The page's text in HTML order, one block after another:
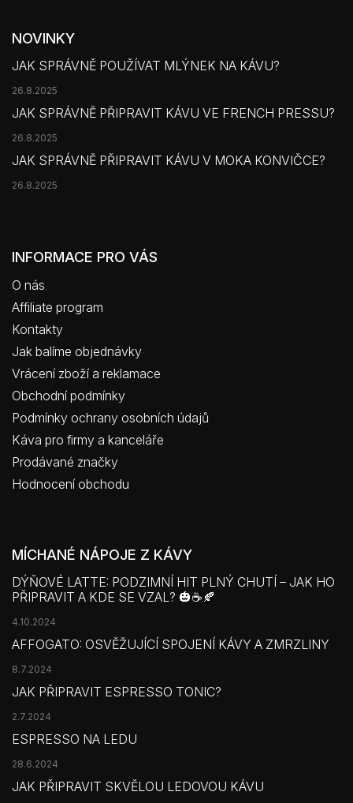
NOVINKY
JAK SPRÁVNĚ POUŽÍVAT MLÝNEK NA KÁVU?
26.8.2025
JAK SPRÁVNĚ PŘIPRAVIT KÁVU VE FRENCH PRESSU?
26.8.2025
JAK SPRÁVNĚ PŘIPRAVIT KÁVU V MOKA KONVIČCE?
26.8.2025
INFORMACE PRO VÁS
O nás
Affiliate program
Kontakty
Jak balíme objednávky
Vrácení zboží a reklamace
Obchodní podmínky
Podmínky ochrany osobních údajů
Káva pro firmy a kanceláře
Prodávané značky
Hodnocení obchodu
MÍCHANÉ NÁPOJE Z KÁVY
DÝŇOVÉ LATTE: PODZIMNÍ HIT PLNÝ CHUTÍ – JAK HO
PŘIPRAVIT A KDE SE VZAL? 🎃☕🍂
4.10.2024
AFFOGATO: OSVĚŽUJÍCÍ SPOJENÍ KÁVY A ZMRZLINY
8.7.2024
JAK PŘIPRAVIT ESPRESSO TONIC?
2.7.2024
ESPRESSO NA LEDU
28.6.2024
JAK PŘIPRAVIT SKVĚLOU LEDOVOU KÁVU